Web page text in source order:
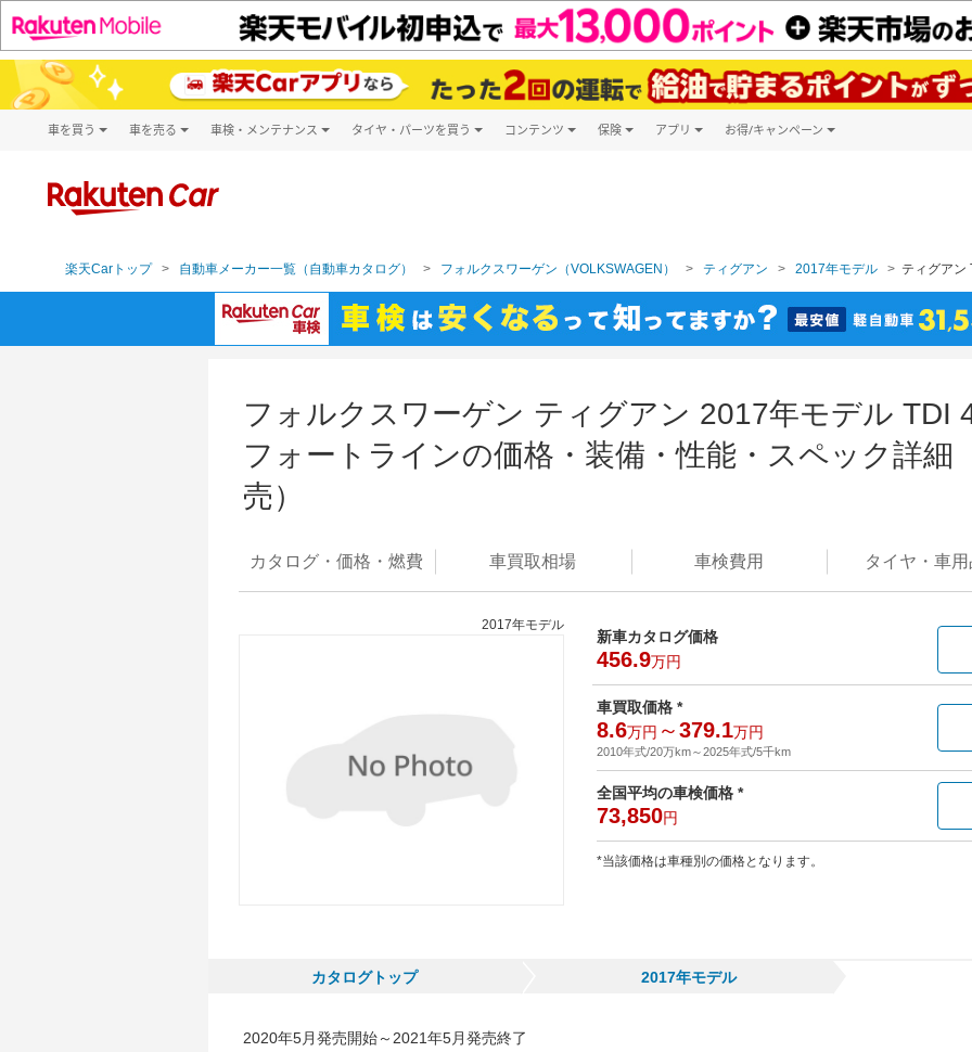
車を買う
新車
車を売る 車検・メンテナンス タイヤ・パーツを買う コンテンツ 保険 アプリ お得/キャンペーン
楽天Carトップ 自動車メーカー一覧（自動車カタログ） フォルクスワーゲン（VOLKSWAGEN） ティグアン 2017年モデル ティグアン
フォルクスワーゲン ティグアン 2017年モデル TDI
フォートラインの価格・装備・性能・スペック詳細
売）
カタログ・価格・燃費 車買取相場 車検費用 タイヤ・ 車用
2017年モデル
新車カタログ価格
456.9万円
車買取価格 *
8.6万円 ～379.1万円
2010年式/20万km～2025年式/5千km
全国平均の車検価格 *
73,850円
*当該価格は車種別の価格となります。
カタログトップ 2017年モデル
2020年5月発売開始～2021年5月発売終了